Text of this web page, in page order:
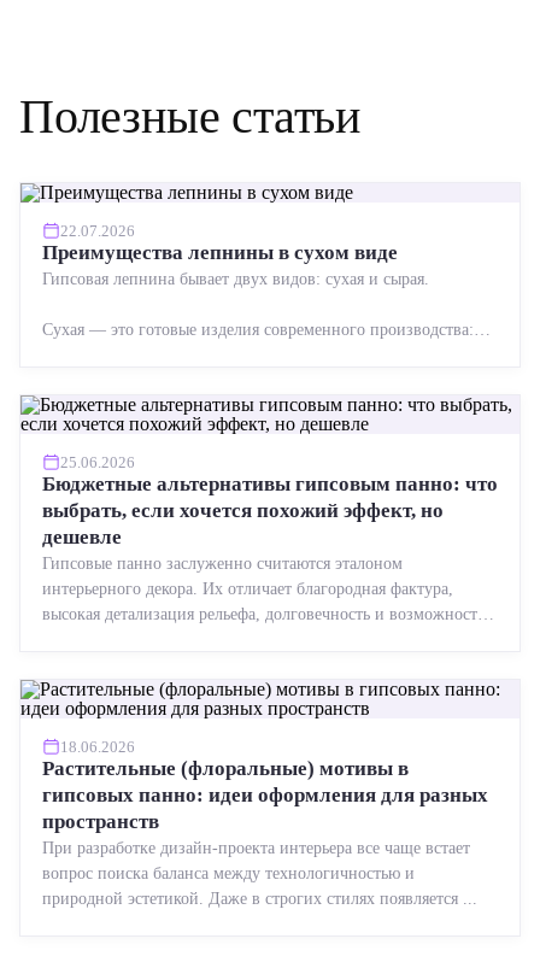
Полезные статьи
22.07.2026
Преимущества лепнины в сухом виде
Гипсовая лепнина бывает двух видов: сухая и сырая.
Сухая — это готовые изделия современного производства:
25.06.2026
Бюджетные альтернативы гипсовым панно: что
выбрать, если хочется похожий эффект, но
дешевле
Гипсовые панно заслуженно считаются эталоном
интерьерного декора. Их отличает благородная фактура,
высокая детализация рельефа, долговечность и возможность
18.06.2026
Растительные (флоральные) мотивы в
гипсовых панно: идеи оформления для разных
пространств
При разработке дизайн-проекта интерьера все чаще встает
вопрос поиска баланса между технологичностью и
природной эстетикой. Даже в строгих стилях появляется ...